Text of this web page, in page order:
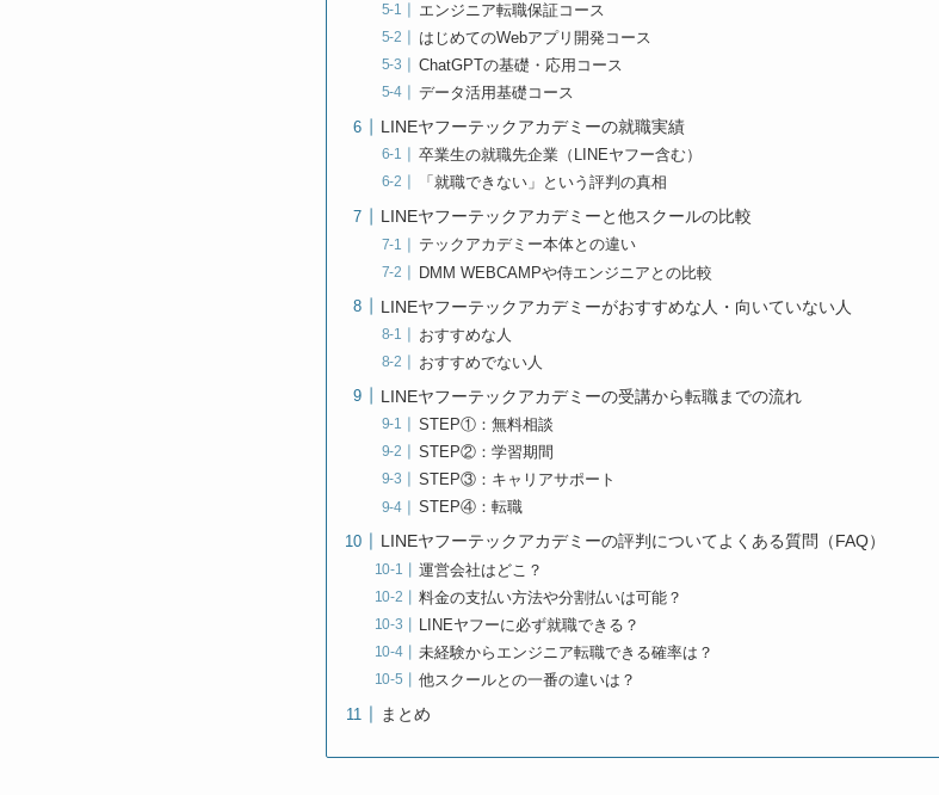
エンジニア転職保証コース
はじめてのWebアプリ開発コース
ChatGPTの基礎・応用コース
データ活用基礎コース
LINEヤフーテックアカデミーの就職実績
卒業生の就職先企業（LINEヤフー含む）
「就職できない」という評判の真相
LINEヤフーテックアカデミーと他スクールの比較
テックアカデミー本体との違い
DMM WEBCAMPや侍エンジニアとの比較
LINEヤフーテックアカデミーがおすすめな人・向いていない人
おすすめな人
おすすめでない人
LINEヤフーテックアカデミーの受講から転職までの流れ
STEP①：無料相談
STEP②：学習期間
STEP③：キャリアサポート
STEP④：転職
LINEヤフーテックアカデミーの評判についてよくある質問（FAQ）
運営会社はどこ？
料金の支払い方法や分割払いは可能？
LINEヤフーに必ず就職できる？
未経験からエンジニア転職できる確率は？
他スクールとの一番の違いは？
まとめ